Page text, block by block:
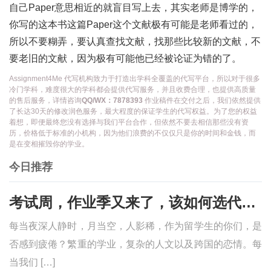
自己Paper意思相近的就盲目写上去，其实老师是博学的，
你写的这本书这篇Paper这个文献极有可能是老师看过的，
所以不要糊弄，要认真查找文献，找那些比较新的文献，不
要老旧的文献，因为极有可能他已经被论证为错的了。
Assignment4Me 代写机构致力于打造出学科全覆盖的代写平台，所以对于很多
冷门学科，难度很大的学科都会提供代写服务，并且收费合理，也提供高质量
的售后服务，详情咨询QQ/WX：7878393 作业稿件在交付之后，我们依然提供
了长达30天的修改润色服务，最大程度的保证学生的代写权益。为了您的权益
着想，即便最终您没有选择与我们平台合作，但依然不要去相信那些没有资
历，价格低于标准的小机构，因为他们浪费的不仅仅只是你的时间和金钱，而
是在变相摧毁你的学业。
今日推荐
考试周，作业季又来了，该如何选代写？便宜的代写、代考会有哪些问题？
每当夜深人静时，月当空，人影稀，作为留学生的你们，是
否感到疲倦？繁重的学业，复杂的人文以及跨国的恋情。每
当我们 […]